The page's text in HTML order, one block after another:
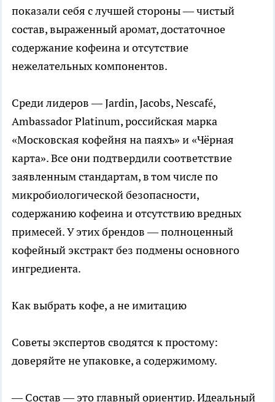
показали себя с лучшей стороны — чистый
состав, выраженный аромат, достаточное
содержание кофеина и отсутствие
нежелательных компонентов.
Среди лидеров — Jardin, Jacobs, Nescafé,
Ambassador Platinum, российская марка
«Московская кофейня на паяхъ» и «Чёрная
карта». Все они подтвердили соответствие
заявленным стандартам, в том числе по
микробиологической безопасности,
содержанию кофеина и отсутствию вредных
примесей. У этих брендов — полноценный
кофейный экстракт без подмены основного
ингредиента.
Как выбрать кофе, а не имитацию
Советы экспертов сводятся к простому:
доверяйте не упаковке, а содержимому.
— Состав — это главный ориентир. Идеальный